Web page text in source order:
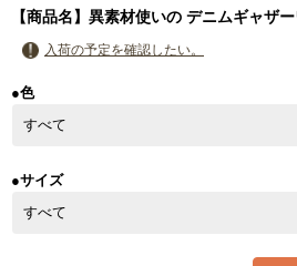
【商品名】異素材使いの デニムギャザ
入荷の予定を確認したい。
●色
●サイズ